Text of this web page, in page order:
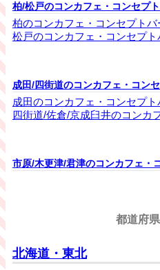
柏/松戸のコンカフェ・コンセプ
柏のコンカフェ・コンセプトバ
松戸のコンカフェ・コンセプト
成田/四街道のコンカフェ・コン
成田のコンカフェ・コンセプト
四街道/佐倉/京成臼井のコンカ
市原/木更津/君津のコンカフェ・
都道府
北海道・東北